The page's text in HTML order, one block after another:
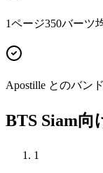
1ページ350バーツ
Apostille とのバン
BTS Siam
1